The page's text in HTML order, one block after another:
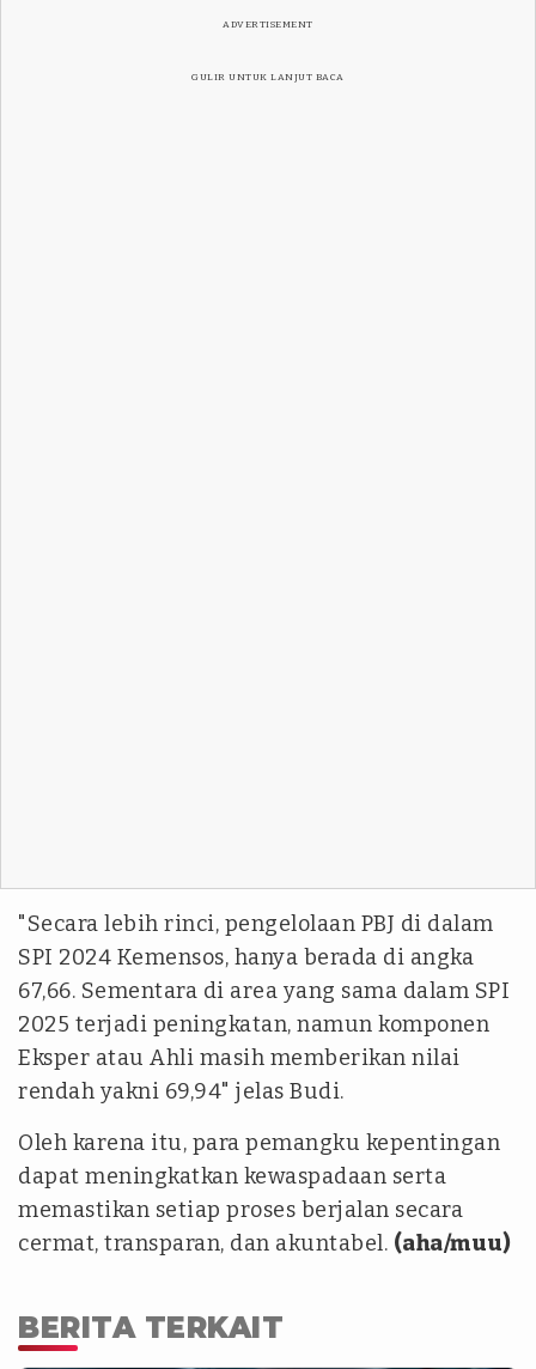
ADVERTISEMENT
GULIR UNTUK LANJUT BACA
"Secara lebih rinci, pengelolaan PBJ di dalam
SPI 2024 Kemensos, hanya berada di angka
67,66. Sementara di area yang sama dalam SPI
2025 terjadi peningkatan, namun komponen
Eksper atau Ahli masih memberikan nilai
rendah yakni 69,94" jelas Budi.
Oleh karena itu, para pemangku kepentingan
dapat meningkatkan kewaspadaan serta
memastikan setiap proses berjalan secara
cermat, transparan, dan akuntabel. (aha/muu)
BERITA TERKAIT